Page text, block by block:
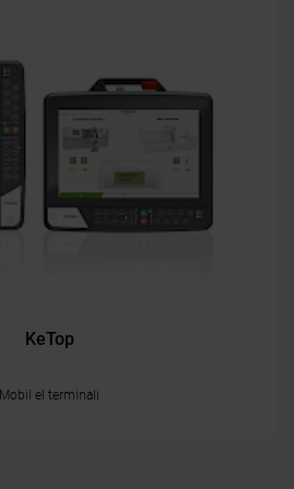
KeTop
Mobil el terminali